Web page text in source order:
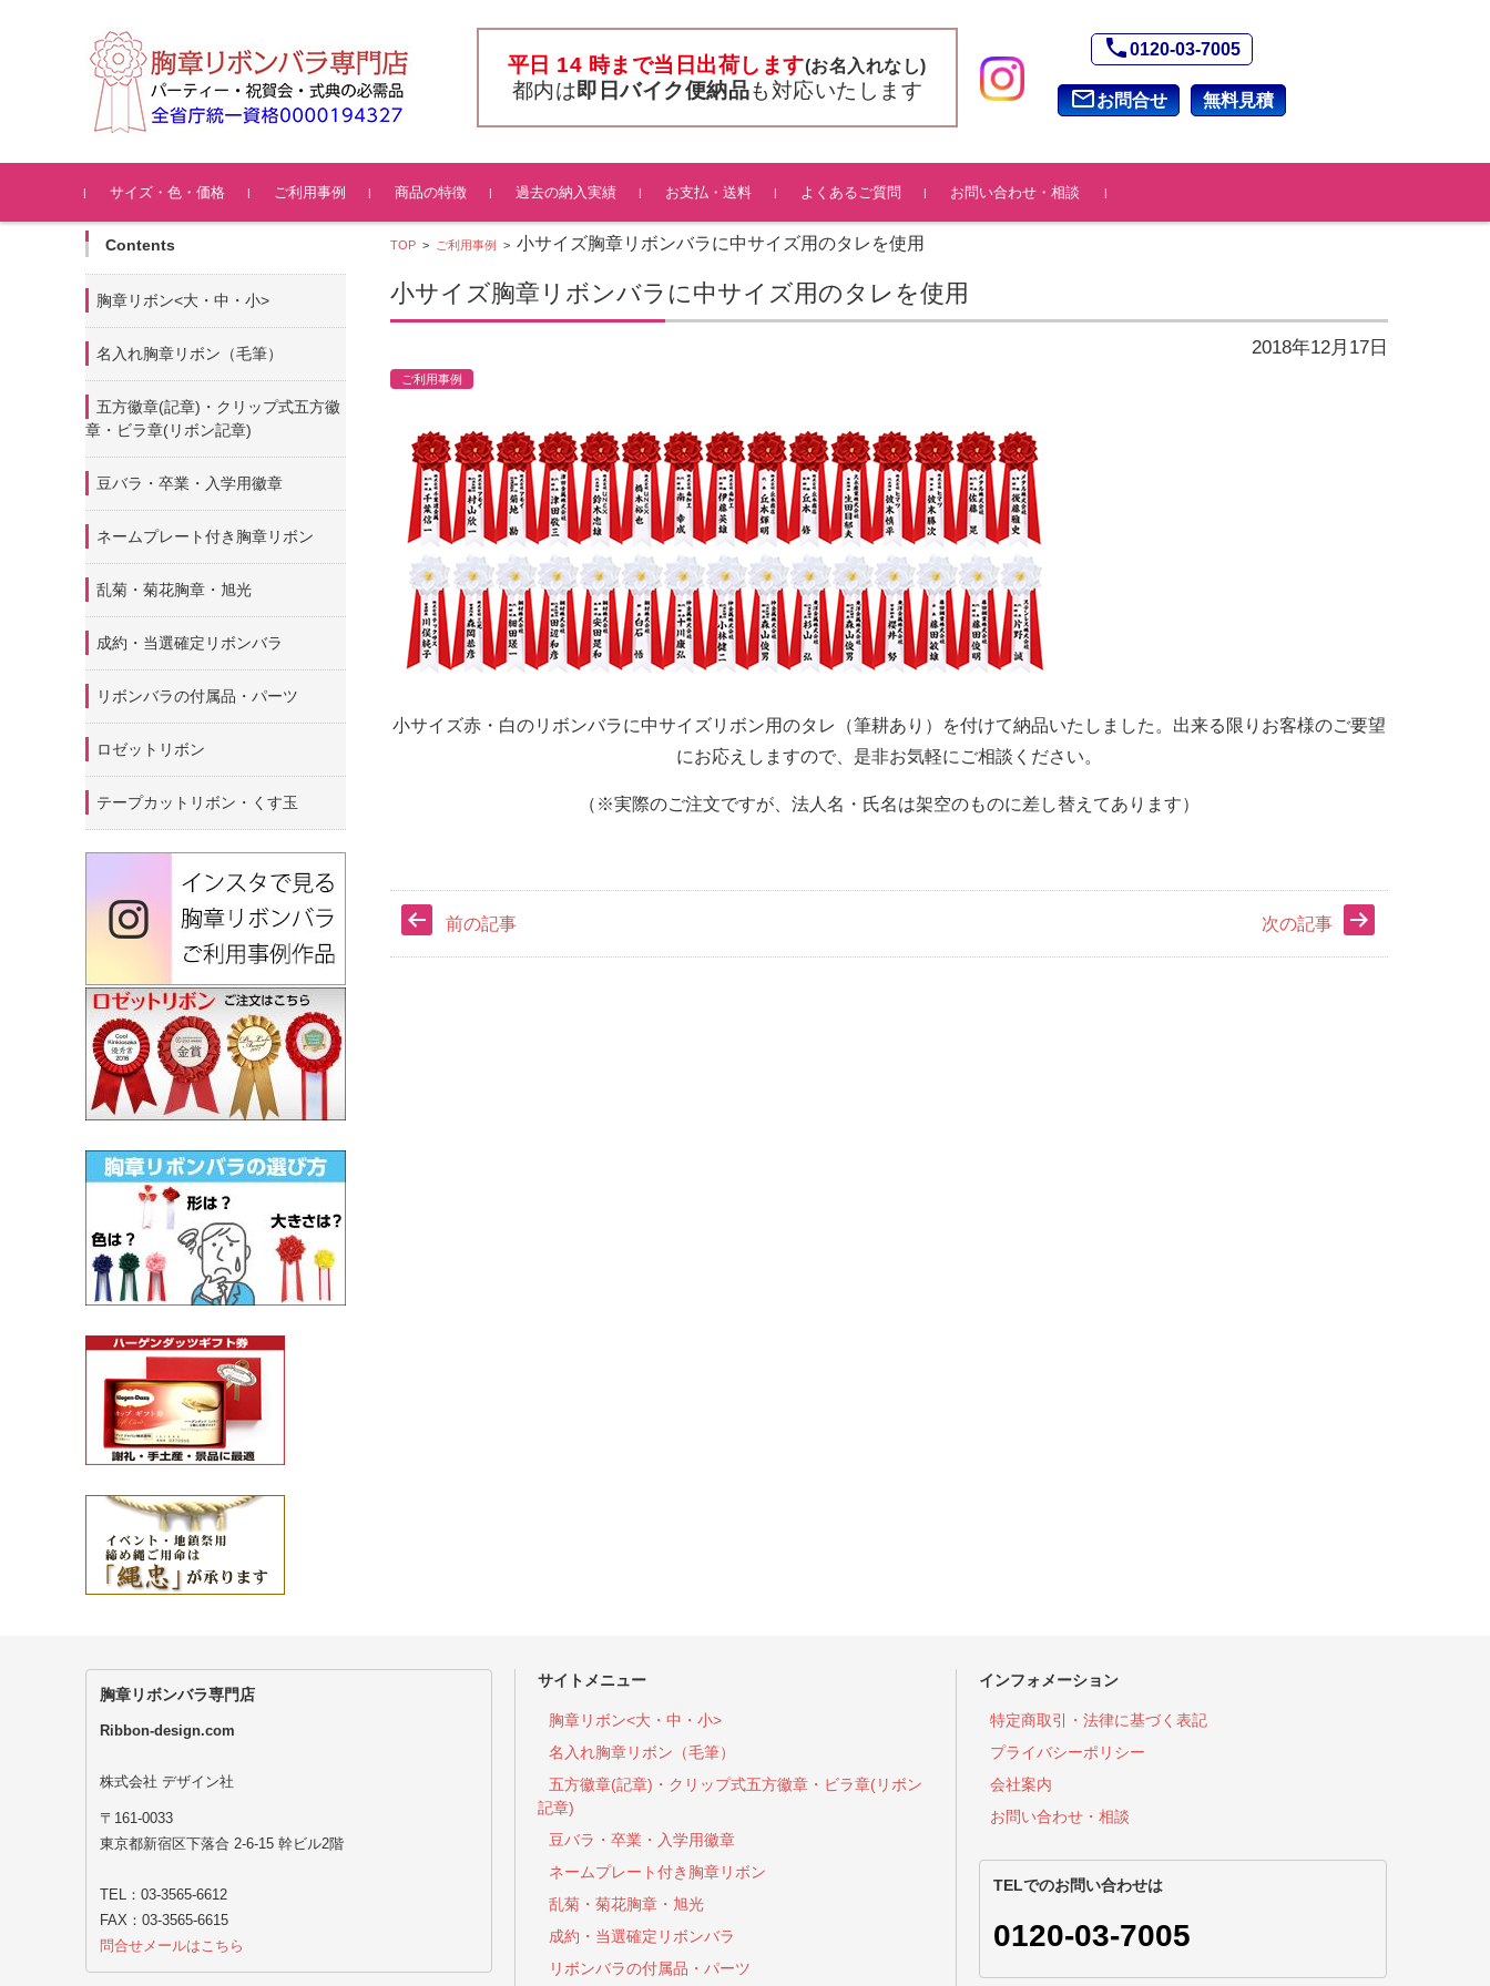
phone0120-03-7005
mail_outlineお問合せ 無料見積
平日 14 時まで当日出荷します(お名入れなし)
都内は即日バイク便納品も対応いたします
コンテンツに移動
サイズ・色・価格 ご利用事例 商品の特徴 過去の納入実績 お支払・送料 よくあるご質問 お問い合わせ・相談
TOP > ご利用事例 > 小サイズ胸章リボンバラに中サイズ用のタレを使用
小サイズ胸章リボンバラに中サイズ用のタレを使用
2018年12月17日
ご利用事例
小サイズ赤・白のリボンバラに中サイズリボン用のタレ（筆耕あり）を付けて納品いたしました。出来る限りお客様のご要望
にお応えしますので、是非お気軽にご相談ください。
（※実際のご注文ですが、法人名・氏名は架空のものに差し替えてあります）
前の記事 次の記事
Contents
胸章リボン<大・中・小>
名入れ胸章リボン（毛筆）
五方徽章(記章)・ クリップ式五方徽
章・ビラ章(リボン記章)
豆バラ・卒業・入学用徽章
ネームプレート付き胸章リボン
乱菊・菊花胸章・旭光
成約・当選確定リボンバラ
リボンバラの付属品・パーツ
ロゼットリボン
テープカットリボン・くす玉
胸章リボンバラ専門店
Ribbon-design.com
株式会社 デザイン社
〒161-0033
東京都新宿区下落合 2-6-15 幹ビル2階
TEL：03-3565-6612
FAX：03-3565-6615
問合せメールはこちら
サイトメニュー
胸章リボン<大・中・小>
名入れ胸章リボン（毛筆）
五方徽章(記章)・ クリップ式五方徽章・ビラ章(リボン
記章)
豆バラ・卒業・入学用徽章
ネームプレート付き胸章リボン
乱菊・菊花胸章・旭光
成約・当選確定リボンバラ
リボンバラの付属品・パーツ
インフォメーション
特定商取引・法律に基づく表記
プライバシーポリシー
会社案内
お問い合わせ・相談
TELでのお問い合わせは
0120-03-7005